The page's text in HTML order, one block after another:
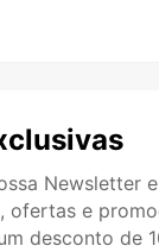
Newsletter
ofertas e
desconto de